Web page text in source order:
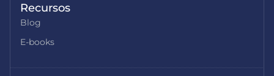
Recursos
Blog
E-books